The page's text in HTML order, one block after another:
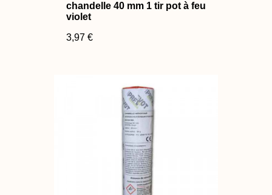
chandelle 40 mm 1 tir pot à feu
violet
3,97 €